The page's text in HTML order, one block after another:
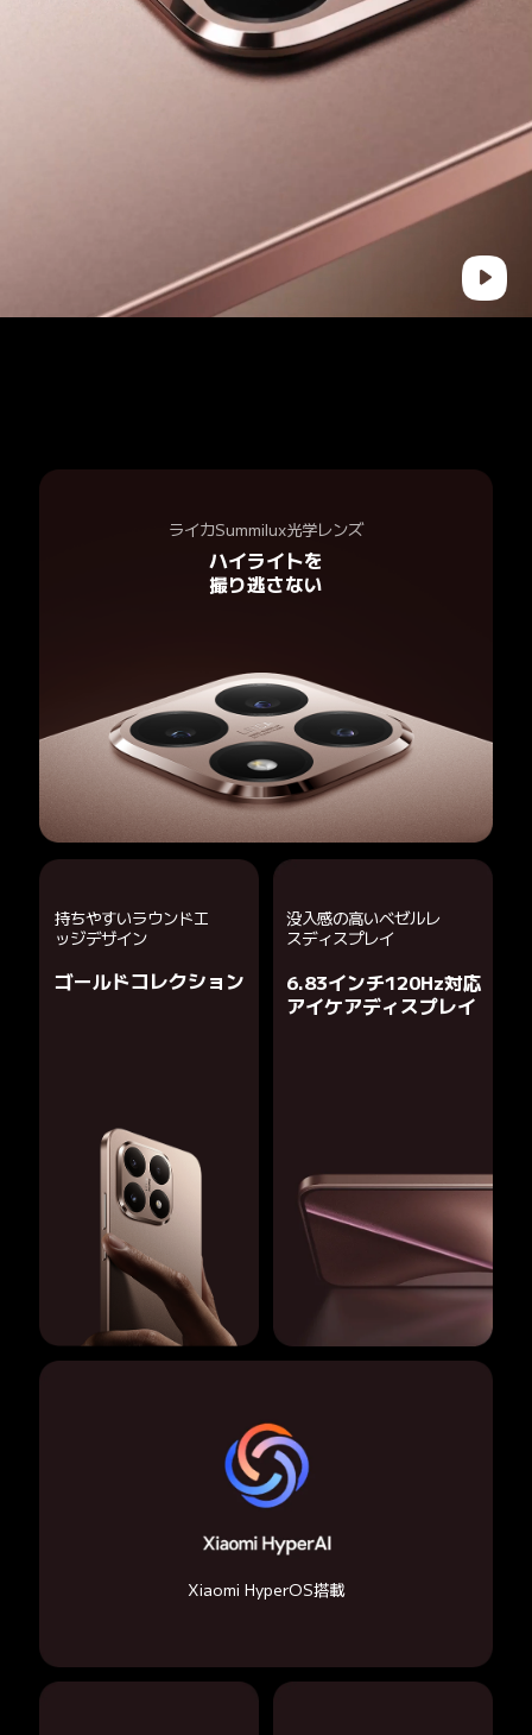
ライカSummilux光学レンズ
ハイライトを
撮り逃さない
持ちやすいラウンドエ
ッジデザイン
ゴールドコレクション
没入感の高いベゼルレ
スディスプレイ
6.83インチ120Hz対応
アイケアディスプレイ
Xiaomi HyperOS搭載